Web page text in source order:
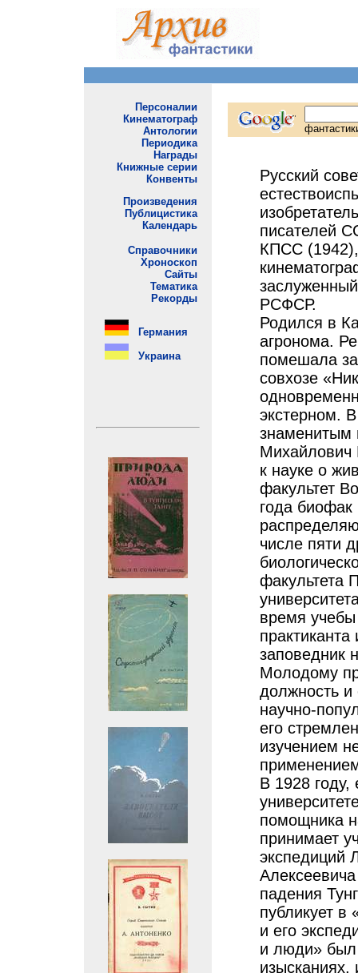
Русский
писателей
КПСС
РСФСР.
Родился в
агронома.
помешала
совхозе
экстерном.
знаменитым
Михайлович
к науке о
факультет
года
числе пяти
факультета
время
заповедник
Молодому
должность и
научно-
его
изучением
В 1928 году,
помощника
принимает
экспедиций
падения
публикует в
и его
и люди» был